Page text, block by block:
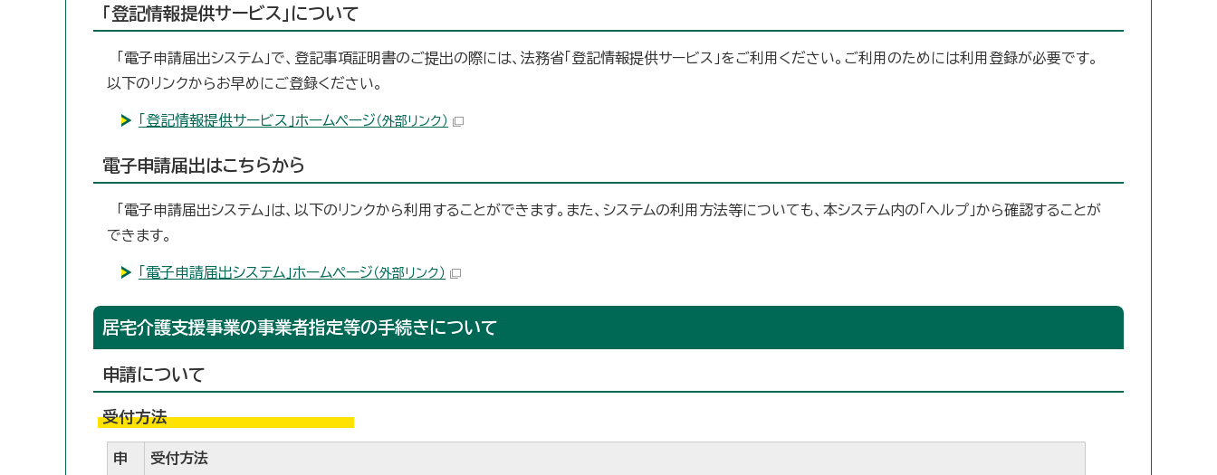
「登記情報提供サービス」について
「電子申請届出システム」で、登記事項証明書のご提出の際には、法務省「登記情報提供サービス」をご利用ください。ご利用のためには利用登録が必要です。
以下のリンクからお早めにご登録ください。
「登記情報提供サービス」ホームページ （外部リンク）
電子申請届出はこちらから
「電子申請届出システム」は、以下のリンクから利用することができます。また、システムの利用方法等についても、本システム内の「ヘルプ」から確認することが
できます。
「電子申請届出システム」ホームページ （外部リンク）
居宅介護支援事業の事業者指定等の手続きについて
申請について
受付方法
申
受付方法